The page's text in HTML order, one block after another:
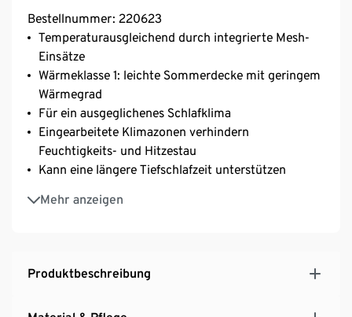
Bestellnummer: 220623
Temperaturausgleichend durch integrierte Mesh-
Einsätze
Wärmeklasse 1: leichte Sommerdecke mit geringem
Wärmegrad
Für ein ausgeglichenes Schlafklima
Eingearbeitete Klimazonen verhindern
Feuchtigkeits- und Hitzestau
Kann eine längere Tiefschlafzeit unterstützen
Mehr anzeigen
Maschinenwaschbar und trocknergeeignet
Produktbeschreibung